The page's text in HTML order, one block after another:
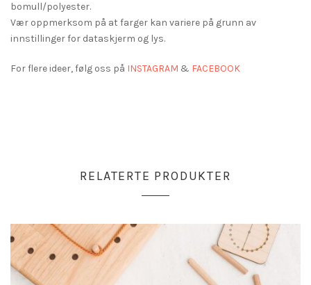
bomull/polyester.
Vær oppmerksom på at farger kan variere på grunn av
innstillinger for dataskjerm og lys.
For flere ideer, følg oss på INSTAGRAM & FACEBOOK
RELATERTE PRODUKTER